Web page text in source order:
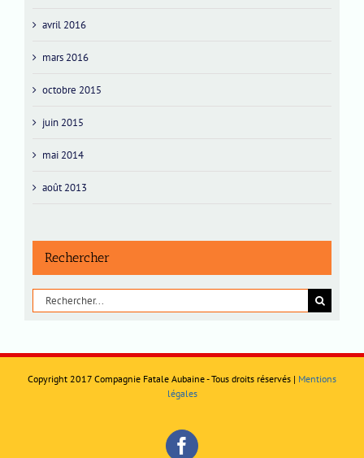
avril 2016
mars 2016
octobre 2015
juin 2015
mai 2014
août 2013
Rechercher
Rechercher:
Copyright 2017 Compagnie Fatale Aubaine - Tous droits réservés | Mentions
légales
Facebook